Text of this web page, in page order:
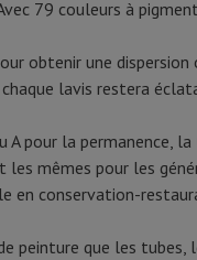
79 couleurs à
obtenir une
lavis restera
pour la permanence,
mêmes pour les
en conservation-
peinture que les